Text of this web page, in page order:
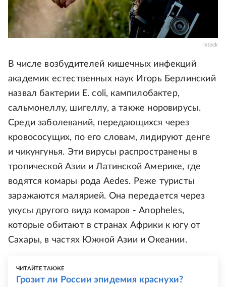
istock
В числе возбудителей кишечных инфекций
академик естественных наук Игорь Берлинский
назвал бактерии E. coli, кампилобактер,
сальмонеллу, шигеллу, а также норовирусы.
Среди заболеваний, передающихся через
кровососущих, по его словам, лидируют денге
и чикунгунья. Эти вирусы распространены в
тропической Азии и Латинской Америке, где
водятся комары рода Aedes. Реже туристы
заражаются малярией. Она передается через
укусы другого вида комаров - Anopheles,
которые обитают в странах Африки к югу от
Сахары, в частях Южной Азии и Океании.
ЧИТАЙТЕ ТАКЖЕ
Грозит ли России эпидемия краснухи?